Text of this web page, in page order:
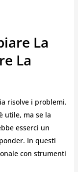
La
La
risolve i problemi.
utile, ma se la
esserci un
In questi
con strumenti